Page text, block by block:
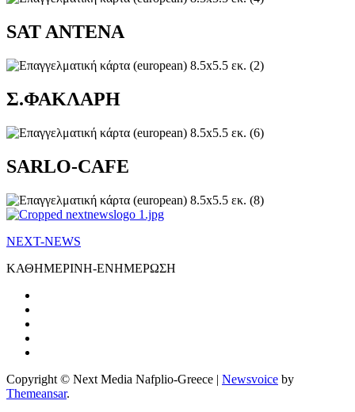
SAT ANTENA
Σ.ΦΑΚΛΑΡΗ
SARLO-CAFE
NEXT-NEWS
ΚΑΘΗΜΕΡΙΝΗ-ΕΝΗΜΕΡΩΣΗ
Copyright © Next Media Nafplio-Greece | Newsvoice by
Themeansar.